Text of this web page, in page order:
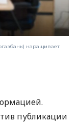
наращивает
публикации